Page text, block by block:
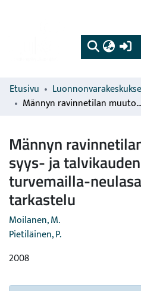
Etusivu
Männyn ravinnetilan muutokset syys- ja talvikauden välillä ojitetulla turvemailla-neulasanalyyttinen tarkastelu
Männyn
syys- ja
turvemailla-
tarkastelu
Moilanen, M.
Pietiläinen, P.
2008